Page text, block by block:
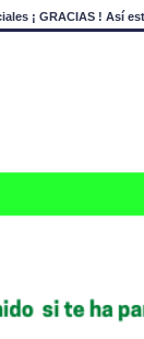
¡ GRACIAS ! Así